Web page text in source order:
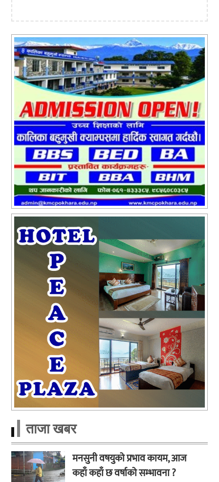
ताजा खबर
मनसुनी वषयुको प्रभाव कायम, आज
कहाँ कहाँ छ वर्षाको सम्भावना ?